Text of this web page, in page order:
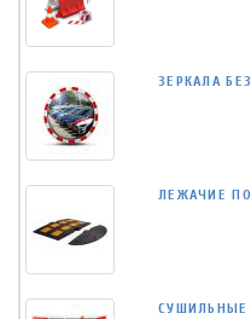
ЗЕРКАЛА
ЛЕЖАЧИЕ